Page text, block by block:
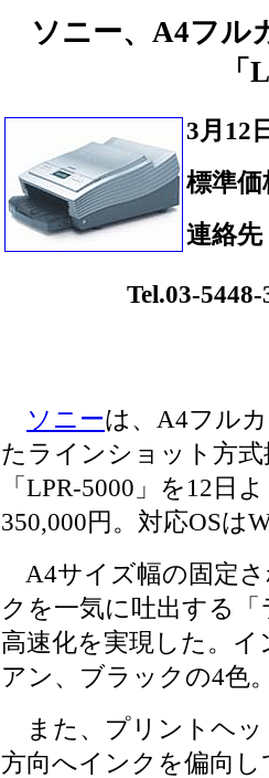
ソニー、A4フル
3月12
標準価
連絡
Tel.03-5448-
ソニーは、A4フル
たラインショット方
「LPR-5000」を12日
350,000円。対応OSは
A4サイズ幅の固定
クを一気に吐出する
高速化を実現した。
アン、ブラックの4色
また、プリントヘッ
方向へインクを偏向